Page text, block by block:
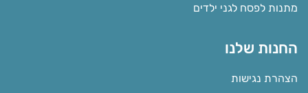
מתנות לפסח לגני ילדים
החנות שלנו
הצהרת נגישות